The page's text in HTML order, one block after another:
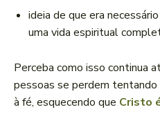
ideia de que era
uma vida espiritual
Perceba como isso continua
pessoas se perdem tentando
à fé, esquecendo que Cristo